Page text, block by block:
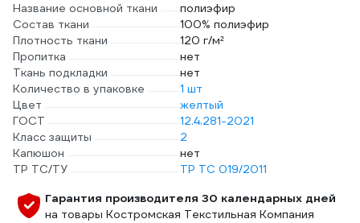
Название основной ткани
полиэфир
Состав ткани
100% полиэфир
Плотность ткани
120 г/м²
Пропитка
нет
Ткань подкладки
нет
Количество в упаковке
1 шт
Цвет
желтый
ГОСТ
12.4.281-2021
Класс защиты
2
Капюшон
нет
ТР ТС/ТУ
ТР ТС 019/2011
Гарантия производителя 30 календарных дней
на товары Костромская Текстильная Компания